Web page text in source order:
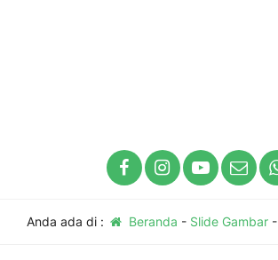
Anda ada di : Beranda - Slide Gambar-